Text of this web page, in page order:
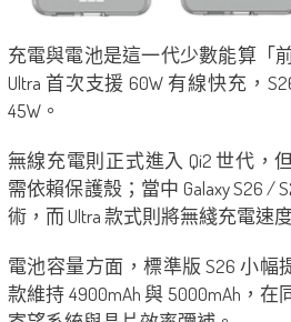
充電與電池是這一代少數能算「
Ultra 首次支援 60W 有線快充，
45W。
無線充電則正式進入 Qi2 世代，
需依賴保護殼；當中 Galaxy S26 /
術，而 Ultra 款式則將無綫充電速
電池容量方面，標準版 S26 小幅
款維持 4900mAh 與 5000mAh，